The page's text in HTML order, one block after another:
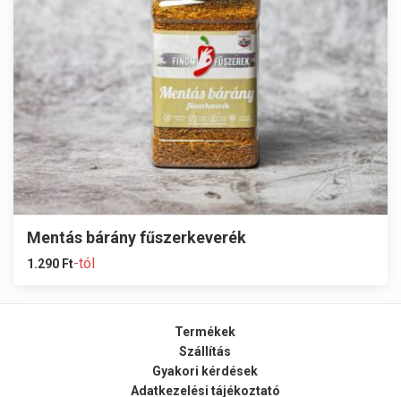
Mentás bárány fűszerkeverék
1.290 Ft-tól
Termékek
Szállítás
Gyakori kérdések
Adatkezelési tájékoztató